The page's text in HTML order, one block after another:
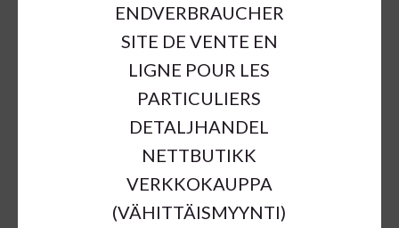
ENDVERBRAUCHER
SITE DE VENTE EN
LIGNE POUR LES
PARTICULIERS
DETALJHANDEL
NETTBUTIKK
VERKKOKAUPPA
(VÄHITTÄISMYYNTI)